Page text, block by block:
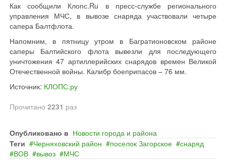
Как сообщили Клопс.Ru в пресс-службе регионального
управления МЧС, в вывозе снаряда участвовали четыре
сапера Балтфлота.
Напомним, в пятницу утром в Багратионовском районе
саперы Балтийского флота вывезли для последующего
уничтожения 47 артиллерийских снарядов времен Великой
Отечественной войны. Калибр боеприпасов – 76 мм.
Источник: КЛОПС.ру
Прочитано 2231 раз
Опубликовано в Новости города и района
Теги
Черняховский район поселок Загорское
снаряд
ВОВ
вывоз МЧС